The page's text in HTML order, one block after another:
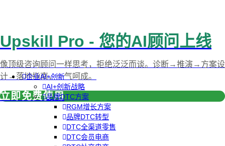
企业AI+创新
AI+创新战略
品牌DTC方案
RGM增长方案
品牌DTC转型
DTC全渠道零售
DTC会员电商
Upskill Pro - 您的AI顾问上线
像顶级咨询顾问一样思考，拒绝泛泛而谈。诊断→推演→方案设
计→落地指南，一气呵成。
立即免费使用